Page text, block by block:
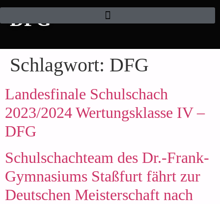
DFG
Schlagwort: DFG
Landesfinale Schulschach
2023/2024 Wertungsklasse IV –
DFG
Schulschachteam des Dr.-Frank-
Gymnasiums Staßfurt fährt zur
Deutschen Meisterschaft nach